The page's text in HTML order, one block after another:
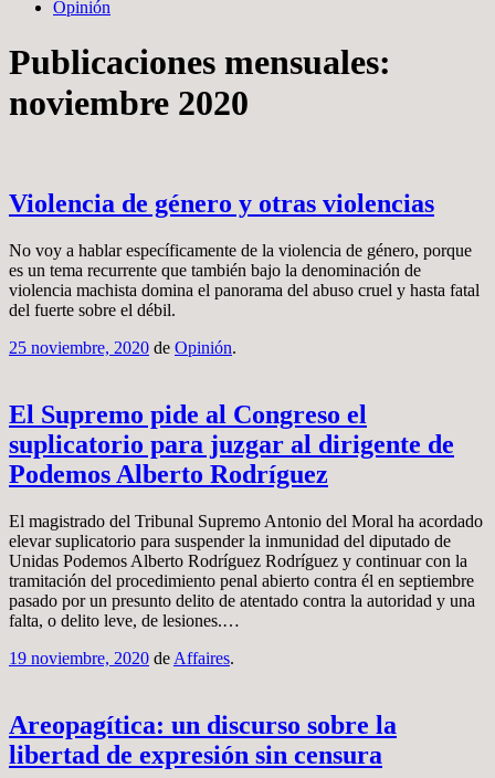
Opinión
Publicaciones mensuales:
noviembre 2020
Violencia de género y otras violencias
No voy a hablar específicamente de la violencia de género, porque
es un tema recurrente que también bajo la denominación de
violencia machista domina el panorama del abuso cruel y hasta fatal
del fuerte sobre el débil.
25 noviembre, 2020 de Opinión.
El Supremo pide al Congreso el
suplicatorio para juzgar al dirigente de
Podemos Alberto Rodríguez
El magistrado del Tribunal Supremo Antonio del Moral ha acordado
elevar suplicatorio para suspender la inmunidad del diputado de
Unidas Podemos Alberto Rodríguez Rodríguez y continuar con la
tramitación del procedimiento penal abierto contra él en septiembre
pasado por un presunto delito de atentado contra la autoridad y una
falta, o delito leve, de lesiones.…
19 noviembre, 2020 de Affaires.
Areopagítica: un discurso sobre la
libertad de expresión sin censura